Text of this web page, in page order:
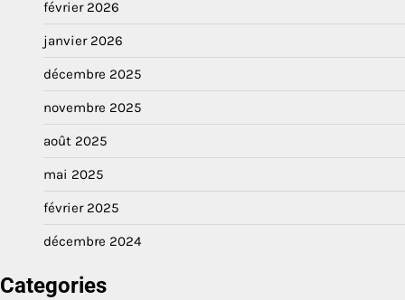
février 2026
janvier 2026
décembre 2025
novembre 2025
août 2025
mai 2025
février 2025
décembre 2024
Categories